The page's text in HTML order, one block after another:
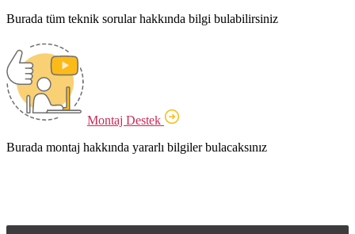
Burada tüm teknik sorular hakkında bilgi bulabilirsiniz
Montaj Destek
Burada montaj hakkında yararlı bilgiler bulacaksınız